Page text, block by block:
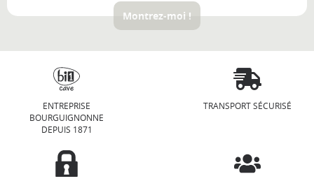
Montrez-moi !
ENTREPRISE
BOURGUIGNONNE
DEPUIS 1871
TRANSPORT SÉCURISÉ